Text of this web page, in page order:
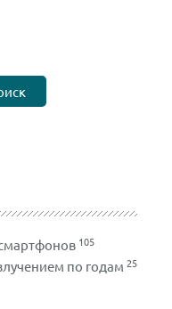
105
по годам 25